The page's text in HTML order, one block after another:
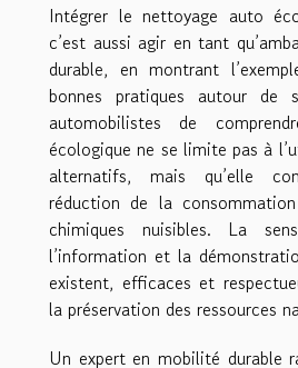
Intégrer le nettoyage auto
c’est aussi agir en tant
durable, en montrant
bonnes pratiques autour de
automobilistes de
écologique ne se limite pas à
alternatifs, mais qu’elle
réduction de la
chimiques nuisibles. La
l’information et la
existent, efficaces et
la préservation des ressources
Un expert en mobilité durable